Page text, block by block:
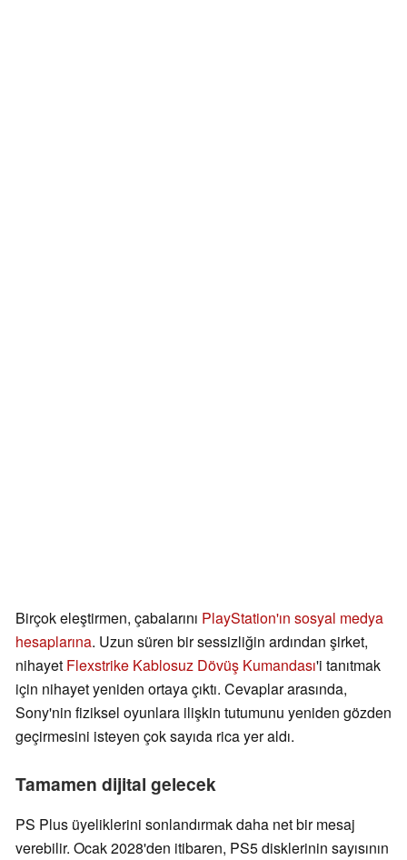
Birçok eleştirmen, çabalarını PlayStation'ın sosyal medya
hesaplarına. Uzun süren bir sessizliğin ardından şirket,
nihayet Flexstrike Kablosuz Dövüş Kumandası'i tanıtmak
için nihayet yeniden ortaya çıktı. Cevaplar arasında,
Sony'nin fiziksel oyunlara ilişkin tutumunu yeniden gözden
geçirmesini isteyen çok sayıda rica yer aldı.
Tamamen dijital gelecek
PS Plus üyeliklerini sonlandırmak daha net bir mesaj
verebilir. Ocak 2028'den itibaren, PS5 disklerinin sayısının